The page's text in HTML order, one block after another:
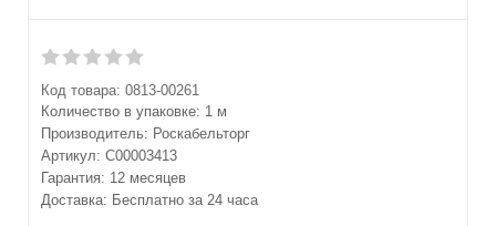
Код товара: 0813-00261
Количество в упаковке: 1 м
Производитель: Роскабельторг
Артикул: С00003413
Гарантия: 12 месяцев
Доставка: Бесплатно за 24 часа